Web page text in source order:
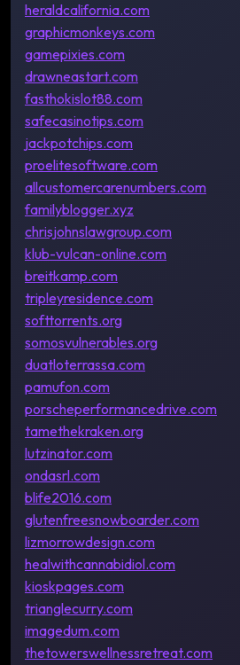
heraldcalifornia.com
graphicmonkeys.com
gamepixies.com
drawneastart.com
fasthokislot88.com
safecasinotips.com
jackpotchips.com
proelitesoftware.com
allcustomercarenumbers.com
familyblogger.xyz
chrisjohnslawgroup.com
klub-vulcan-online.com
breitkamp.com
tripleyresidence.com
softtorrents.org
somosvulnerables.org
duatloterrassa.com
pamufon.com
porscheperformancedrive.com
tamethekraken.org
lutzinator.com
ondasrl.com
blife2016.com
glutenfreesnowboarder.com
lizmorrowdesign.com
healwithcannabidiol.com
kioskpages.com
trianglecurry.com
imagedum.com
thetowerswellnessretreat.com